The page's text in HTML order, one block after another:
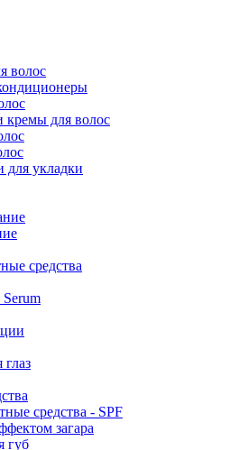
волос
кремы для волос
для укладки
средства
глаз
средства - SPF
загара
губ